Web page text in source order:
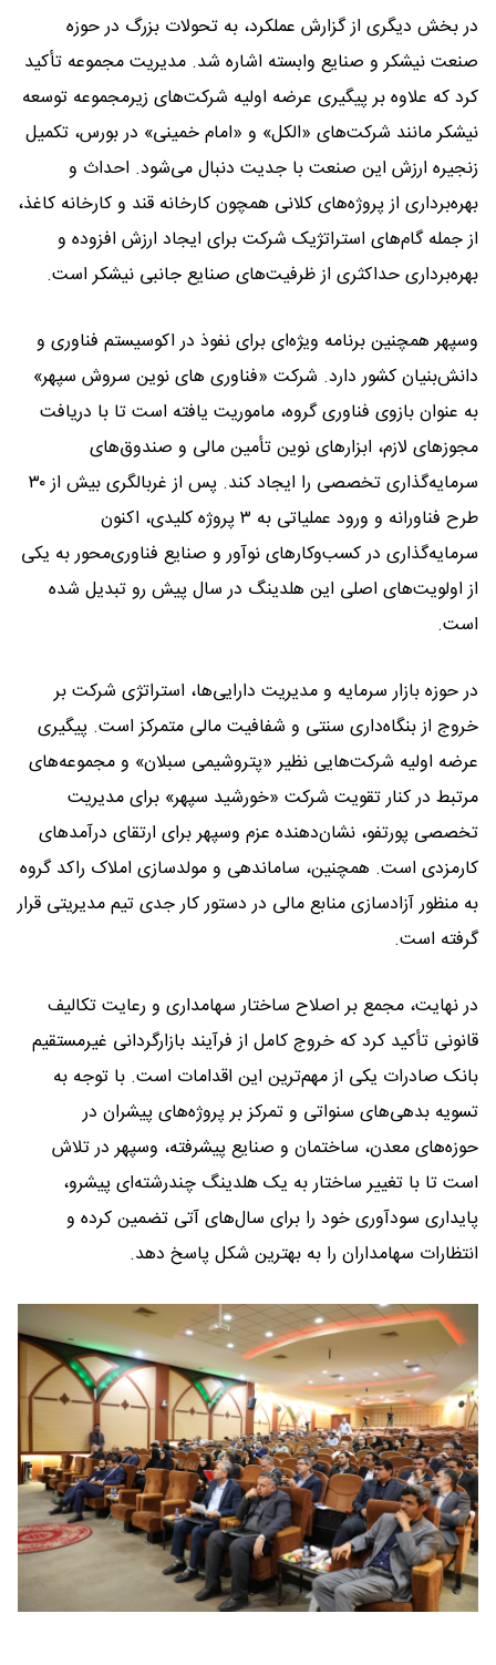
در بخش دیگری از گزارش عملکرد، به تحولات بزرگ در حوزه
صنعت نیشکر و صنایع وابسته اشاره شد. مدیریت مجموعه تأکید
کرد که علاوه بر پیگیری عرضه اولیه شرکت‌های زیرمجموعه توسعه
نیشکر مانند شرکت‌های «الکل» و «امام خمینی» در بورس، تکمیل
زنجیره ارزش این صنعت با جدیت دنبال می‌شود. احداث و
بهره‌برداری از پروژه‌های کلانی همچون کارخانه قند و کارخانه کاغذ،
از جمله گام‌های استراتژیک شرکت برای ایجاد ارزش افزوده و
بهره‌برداری حداکثری از ظرفیت‌های صنایع جانبی نیشکر است.
وسپهر همچنین برنامه ویژه‌ای برای نفوذ در اکوسیستم فناوری و
دانش‌بنیان کشور دارد. شرکت «فناوری های نوین سروش سپهر»
به عنوان بازوی فناوری گروه، ماموریت یافته است تا با دریافت
مجوزهای لازم، ابزارهای نوین تأمین مالی و صندوق‌های
سرمایه‌گذاری تخصصی را ایجاد کند. پس از غربالگری بیش از ۳۰
طرح فناورانه و ورود عملیاتی به ۳ پروژه کلیدی، اکنون
سرمایه‌گذاری در کسب‌وکارهای نوآور و صنایع فناوری‌محور به یکی
از اولویت‌های اصلی این هلدینگ در سال پیش رو تبدیل شده
است.
در حوزه بازار سرمایه و مدیریت دارایی‌ها، استراتژی شرکت بر
خروج از بنگاه‌داری سنتی و شفافیت مالی متمرکز است. پیگیری
عرضه اولیه شرکت‌هایی نظیر «پتروشیمی سبلان» و مجموعه‌های
مرتبط در کنار تقویت شرکت «خورشید سپهر» برای مدیریت
تخصصی پورتفو، نشان‌دهنده عزم وسپهر برای ارتقای درآمدهای
کارمزدی است. همچنین، ساماندهی و مولدسازی املاک راکد گروه
به منظور آزادسازی منابع مالی در دستور کار جدی تیم مدیریتی قرار
گرفته است.
در نهایت، مجمع بر اصلاح ساختار سهامداری و رعایت تکالیف
قانونی تأکید کرد که خروج کامل از فرآیند بازارگردانی غیرمستقیم
بانک صادرات یکی از مهم‌ترین این اقدامات است. با توجه به
تسویه بدهی‌های سنواتی و تمرکز بر پروژه‌های پیشران در
حوزه‌های معدن، ساختمان و صنایع پیشرفته، وسپهر در تلاش
است تا با تغییر ساختار به یک هلدینگ چندرشته‌ای پیشرو،
پایداری سودآوری خود را برای سال‌های آتی تضمین کرده و
انتظارات سهامداران را به بهترین شکل پاسخ دهد.